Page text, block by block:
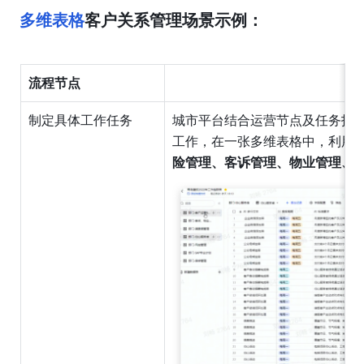
多维表格客户关系管理场景示例：
流程节点
制定具体工作任务
城市平台结合运营节点及任务指
工作，在一张多维表格中，利用
险管理、客诉管理、物业管理、